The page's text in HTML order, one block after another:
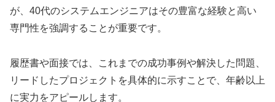
が、40代のシステムエンジニアはその豊富な経験と高い
専門性を強調することが重要です。
履歴書や面接では、これまでの成功事例や解決した問題、
リードしたプロジェクトを具体的に示すことで、年齢以上
に実力をアピールします。